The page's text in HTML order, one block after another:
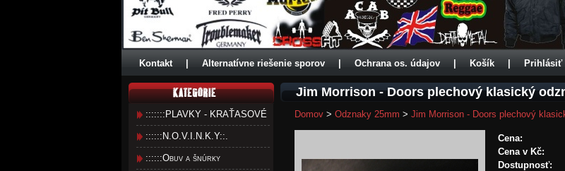
Kontakt Alternatívne riešenie sporov Ochrana os. údajov Košík Prihlásiť
:::::::PLAVKY - KRAŤASOVÉ
::::::N.O.V.I.N.K.Y::.
::::::Obuv a šnúrky
Jim Morrison - Doors plechový klasický
Domov > Odznaky 25mm > Jim Morrison - Doors plechový
Cena:
Cena v Kč:
Dostupnosť: